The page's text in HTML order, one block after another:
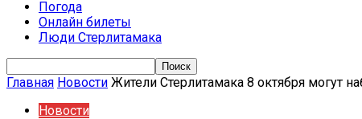
Погода
Онлайн билеты
Люди Стерлитамака
Главная Новости Жители Стерлитамака 8 октября могут
Новости